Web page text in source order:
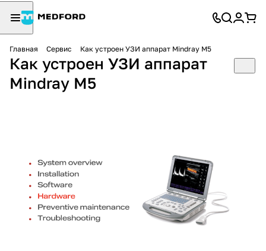
Главная Сервис Как устроен УЗИ аппарат Mindray M5
Как устроен УЗИ аппарат
Mindray M5